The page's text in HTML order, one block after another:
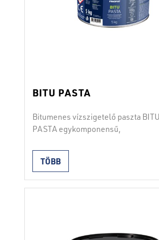
BITU PASTA
Bitumenes vízszigetelő paszta BITU
PASTA egykomponensű,
massza hideg eljárással történő
beépítéshez.
TÖBB